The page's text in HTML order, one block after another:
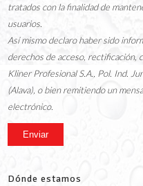
tratados con la finalidad de
usuarios.
Así mismo declaro haber sido
derechos de acceso, rectificación,
Kliner Profesional S.A., Pol. Ind.
(Alava), o bien remitiendo un
electrónico.
Dónde estamos